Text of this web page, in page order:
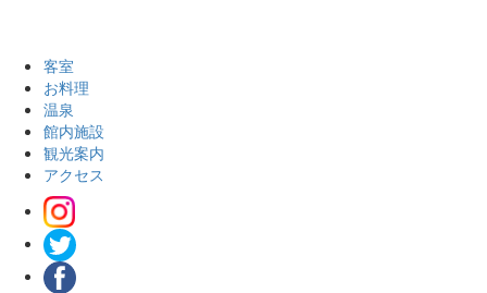
客室
お料理
温泉
館内施設
観光案内
アクセス